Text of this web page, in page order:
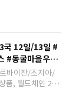
국 12일/13일 #
#동굴마을우플
바이잔/조지아/
품, 월드체인 2박